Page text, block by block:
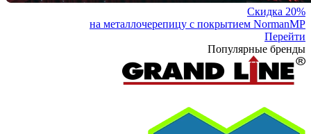
Скидка 20%
на металлочерепицу с покрытием NormanMP
Перейти
Популярные бренды